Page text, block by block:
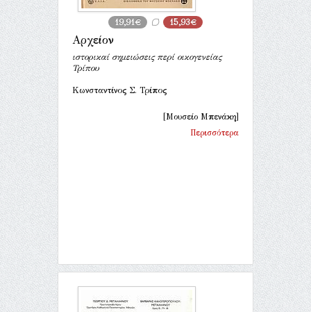
19,91€ 15,93€
Αρχείον
ιστορικαί σημειώσεις περί οικογενείας
Τρίπου
Κωνσταντίνος Σ. Τρίπος
[Μουσείο Μπενάκη]
Περισσότερα